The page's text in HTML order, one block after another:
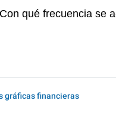
qué frecuencia se
gráficas financieras